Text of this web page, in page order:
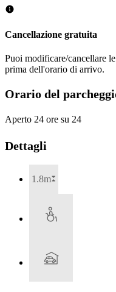
Cancellazione gratuita
Puoi modificare/cancellare
prima dell'orario di arrivo.
Orario del
Aperto 24 ore su 24
Dettagli
1.8m